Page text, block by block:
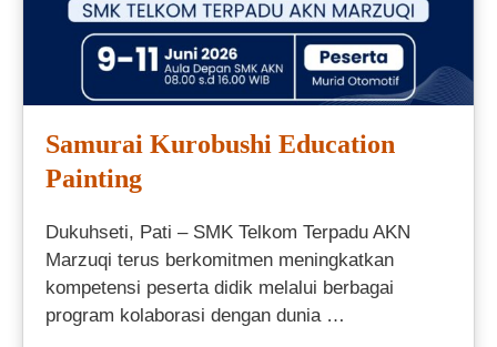
Samurai Kurobushi Education
Painting
Dukuhseti, Pati – SMK Telkom Terpadu AKN
Marzuqi terus berkomitmen meningkatkan
kompetensi peserta didik melalui berbagai
program kolaborasi dengan dunia …